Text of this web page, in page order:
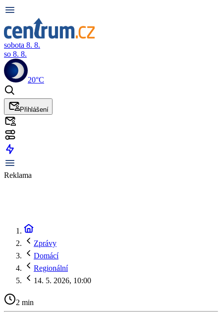
sobota 8. 8.
so 8. 8.
20°C
Přihlášení
Reklama
Zprávy
Domácí
Regionální
14. 5. 2026, 10:00
2 min